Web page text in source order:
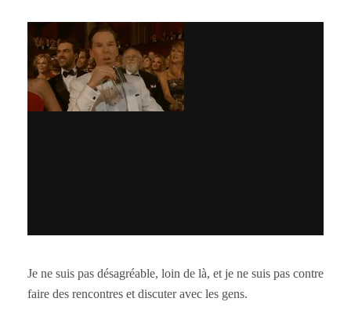
Je ne suis pas désagréable, loin de là, et je ne suis pas contre
faire des rencontres et discuter avec les gens.